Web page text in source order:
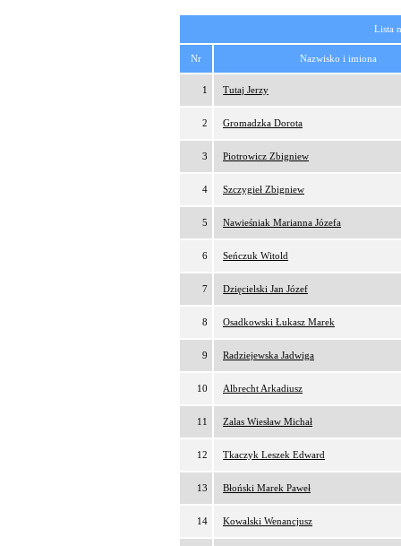
Lista
Nr Nazwisko i imiona
1 Tutaj Jerzy
2 Gromadzka Dorota
3 Piotrowicz Zbigniew
4 Szczygieł Zbigniew
5 Nawieśniak Marianna Józefa
6 Seńczuk Witold
7 Dzięcielski Jan Józef
8 Osadkowski Łukasz Marek
9 Radziejewska Jadwiga
10 Albrecht Arkadiusz
11 Zalas Wiesław Michał
12 Tkaczyk Leszek Edward
13 Błoński Marek Paweł
14 Kowalski Wenancjusz